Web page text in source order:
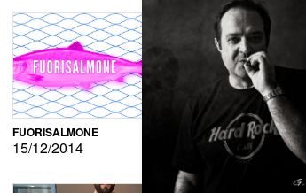
FUORISALMONE
15/12/2014